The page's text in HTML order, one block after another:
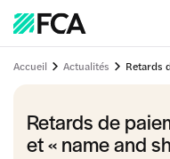
Accueil Actualités
Retards de
et « name and